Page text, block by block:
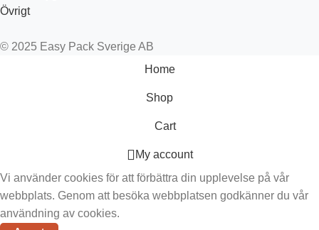
Övrigt
© 2025 Easy Pack Sverige AB
Home
Shop
Cart
My account
Vi använder cookies för att förbättra din upplevelse på vår
webbplats. Genom att besöka webbplatsen godkänner du vår
användning av cookies.